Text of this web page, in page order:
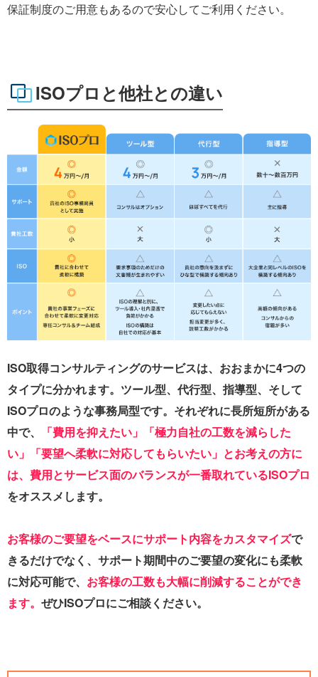
保証制度のご用意もあるので安心してご利用ください。
ISOプロと他社との違い
ISO取得コンサルティングのサービスは、おおまかに4つの
タイプに分かれます。ツール型、代行型、指導型、そして
ISOプロのような事務局型です。それぞれに長所短所がある
中で、
「費用を抑えたい」「極力自社の工数を減らした
い」「要望へ柔軟に対応してもらいたい」とお考えの方に
は、費用とサービス面のバランスが一番取れているISOプロ
をオススメします。
お客様のご要望をベースにサポート内容をカスタマイズで
きるだけでなく、サポート期間中のご要望の変化にも柔軟
に対応可能で、 お客様の工数も大幅に削減することができ
ます。 ぜひISOプロにご相談ください。